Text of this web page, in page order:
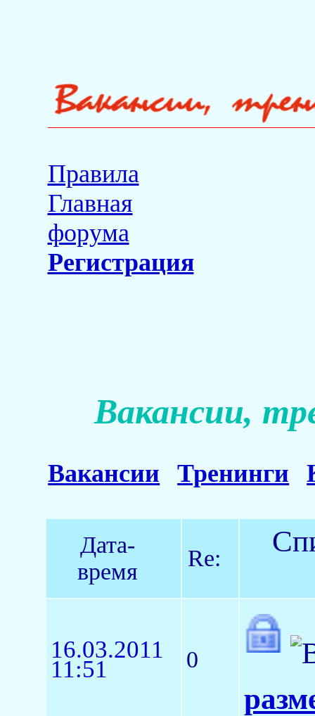
Правила
Главная
форума
Регистрация
Вакансии,
Вакансии Тренинги
Дата-
время
Re:
16.03.2011
11:51 0